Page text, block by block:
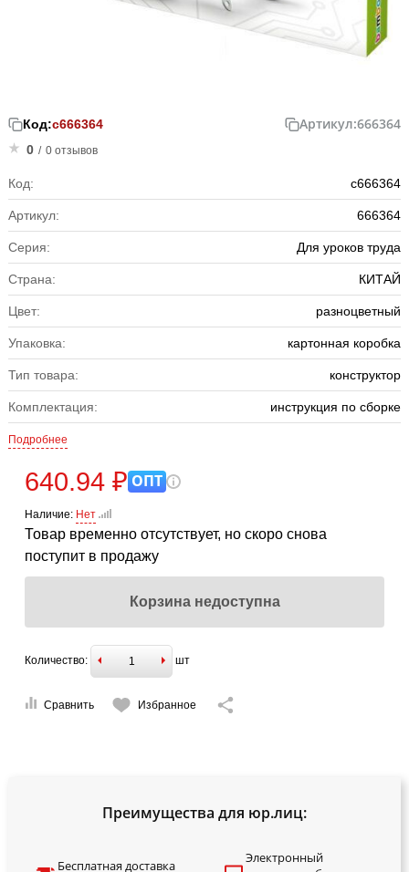
Код:с666364 Артикул:666364
0 / 0 отзывов
Код: с666364
Артикул: 666364
Серия: Для уроков труда
Страна: КИТАЙ
Цвет: разноцветный
Упаковка: картонная коробка
Тип товара: конструктор
Комплектация: инструкция по сборке
Подробнее
640.94 ₽ ОПТ
Наличие: Нет
Товар временно отсутствует, но скоро снова
поступит в продажу
Корзина недоступна
Количество: шт
Сравнить Избранное
Преимущества для юр.лиц:
Бесплатная доставка
Электронный